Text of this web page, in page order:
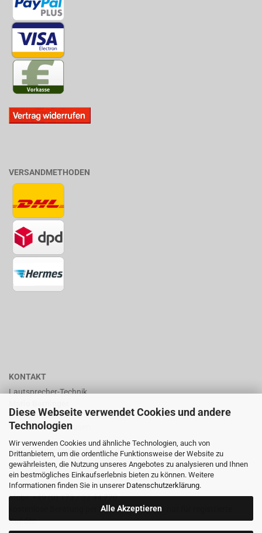
Diese Webseite verwendet Cookies und andere
Technologien
Wir verwenden Cookies und ähnliche Technologien, auch von
Drittanbietern, um die ordentliche Funktionsweise der Website zu
gewährleisten, die Nutzung unseres Angebotes zu analysieren und Ihnen
ein bestmögliches Einkaufserlebnis bieten zu können. Weitere
Informationen finden Sie in unserer Datenschutzerklärung.
Alle Akzeptieren
VERSANDMETHODEN
KONTAKT
Lautsprecher-Technik
Frankenhäuserstr. 65
99706 Sondershausen
shop@lautsprecher-technik.de
Tel.: +49 (0) 36 32 / 757 876
Fax: +49 (0) 36 32 / 757 875
Mobil: +49 (0) 173 / 32 44 770
kostenlose Beratung per Email oder Telefon nur für registrierte
Kunden